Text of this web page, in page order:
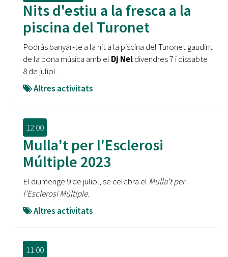
Nits d'estiu a la fresca a la
piscina del Turonet
Podràs banyar-te a la nit a la piscina del Turonet gaudint
de la bona música amb el Dj Neldivendres 7 i dissabte
8 de juliol.
Altres activitats
12:00
Mulla't per l'Esclerosi
Múltiple 2023
El diumenge 9 de juliol, se celebra el Mulla't per
l'Esclerosi Múltiple.
Altres activitats
11:00